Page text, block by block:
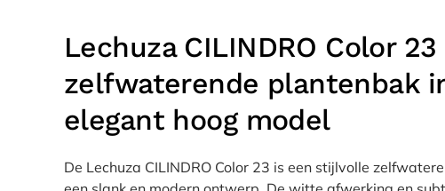
Lechuza CILINDRO Color 23
zelfwaterende plantenbak
elegant hoog model
De Lechuza CILINDRO Color 23 is een stijlvolle